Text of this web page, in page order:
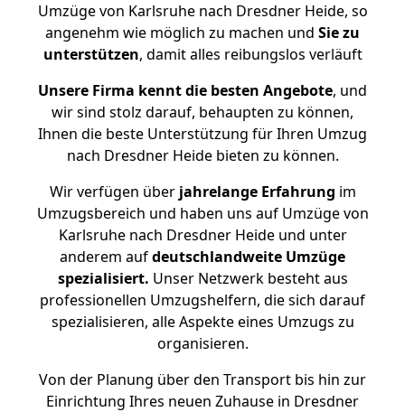
Umzüge von Karlsruhe nach Dresdner Heide, so
angenehm wie möglich zu machen und Sie zu
unterstützen, damit alles reibungslos verläuft
Unsere Firma kennt die besten Angebote, und
wir sind stolz darauf, behaupten zu können,
Ihnen die beste Unterstützung für Ihren Umzug
nach Dresdner Heide bieten zu können.
Wir verfügen überjahrelange Erfahrung im
Umzugsbereich und haben uns auf Umzüge von
Karlsruhe nach Dresdner Heide und unter
anderem aufdeutschlandweite Umzüge
spezialisiert. Unser Netzwerk besteht aus
professionellen Umzugshelfern, die sich darauf
spezialisieren, alle Aspekte eines Umzugs zu
organisieren.
Von der Planung über den Transport bis hin zur
Einrichtung Ihres neuen Zuhause in Dresdner